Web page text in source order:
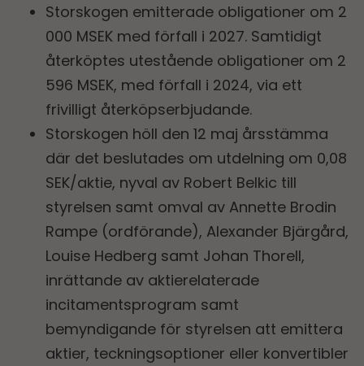
Storskogen emitterade obligationer om 2
000 MSEK med förfall i 2027. Samtidigt
återköptes utestående obligationer om 2
596 MSEK, med förfall i 2024, via ett
frivilligt återköpserbjudande.
Storskogen höll den 12 maj årsstämma
där det beslutades om utdelning om 0,08
SEK/aktie, nyval av Robert Belkic till
styrelsen samt omval av Annette Brodin
Rampe (ordförande), Alexander Bjärgård,
Louise Hedberg samt Johan Thorell,
inrättande av aktierelaterade
incitamentsprogram samt
bemyndigande för styrelsen att emittera
aktier, teckningsoptioner eller konvertibler